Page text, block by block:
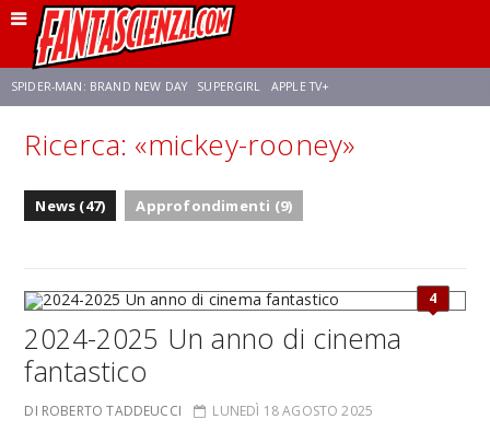
SPIDER-MAN: BRAND NEW DAY SUPERGIRL APPLE TV+
FRANCO RICCIARDIELLO ZENDAYA STAR TREK AVENGERS: DOOMSDAY
Ricerca: «mickey-rooney»
News (47) Approfondimenti (9)
4
2024-2025 Un anno di cinema
fantastico
DI ROBERTO TADDEUCCI LUNEDÌ 18 AGOSTO 2025